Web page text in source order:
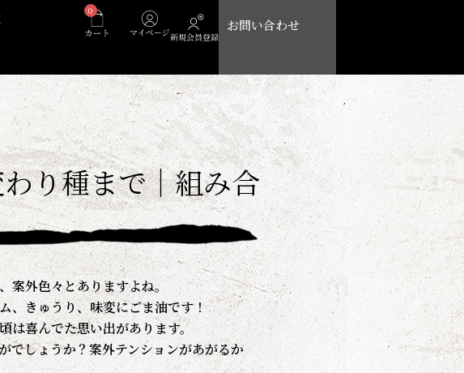
0 Cart お問い合わせ
り種まで｜組み合
案外色々とありますよね。
、きゅうり、味変にごま油です！
は喜んでた思い出があります。
でしょうか？案外テンションがあがるか